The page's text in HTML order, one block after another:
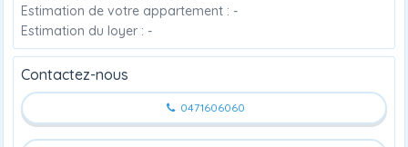
Estimation de votre appartement : -
Estimation du loyer : -
Contactez-nous
0471606060